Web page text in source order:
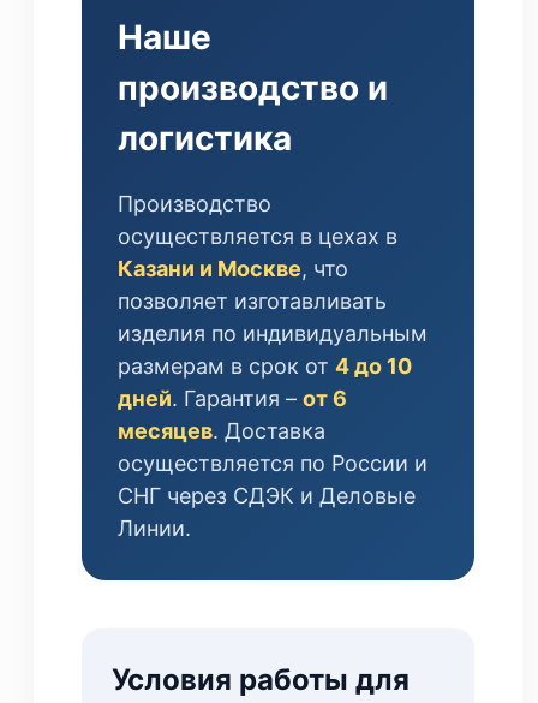
Наше
производство и
логистика
Производство
осуществляется в цехах в
Казани и Москве, что
позволяет изготавливать
изделия по индивидуальным
размерам в срок от 4 до 10
дней. Гарантия – от 6
месяцев. Доставка
осуществляется по России и
СНГ через СДЭК и Деловые
Линии.
Условия работы для